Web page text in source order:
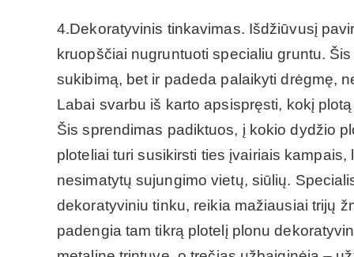
4.Dekoratyvinis tinkavimas. Išdžiūvusį
kruopščiai nugruntuoti specialiu gruntu.
sukibimą, bet ir padeda palaikyti drėgmę,
Labai svarbu iš karto apsispręsti, kokį
Šis sprendimas padiktuos, į kokio dydžio
ploteliai turi susikirsti ties įvairiais
nesimatytų sujungimo vietų, siūlių.
dekoratyviniu tinku, reikia mažiausiai trijų
padengia tam tikrą plotelį plonu